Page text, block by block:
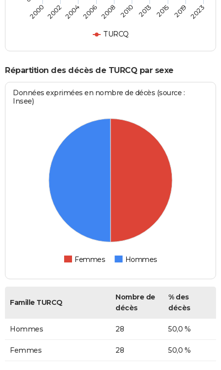
TURCQ
2000 200220042006 2008 2010 2013 2015 2019 2023
Répartition des décès de TURCQ par sexe
Données exprimées en nombre de décès (source :
Insee)
Femmes Hommes
Famille TURCQ
Nombre de
décès
% des
décès
Hommes 28 50,0 %
Femmes 28 50,0 %